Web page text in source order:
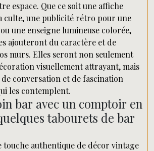
espace. Que ce soit une affiche
culte, une publicité rétro pour une
une enseigne lumineuse colorée,
ajouteront du caractère et de
murs. Elles seront non seulement
visuellement attrayant, mais
de conversation et de fascination
les contemplent.
bar avec un comptoir en
tabourets de bar
touche authentique de décor vintage